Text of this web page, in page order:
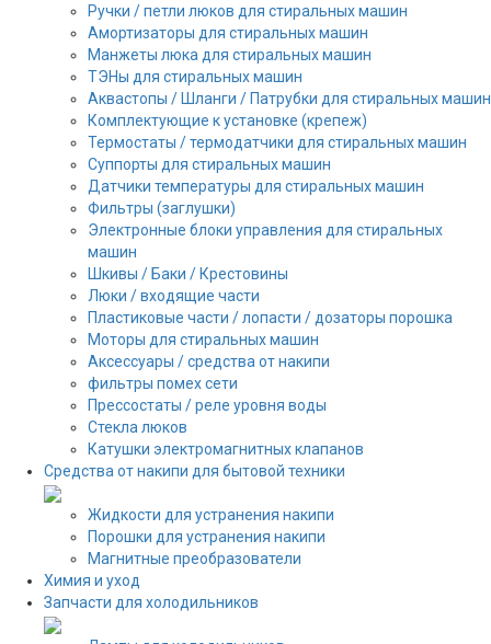
Ручки / петли люков для стиральных машин
Амортизаторы для стиральных машин
Манжеты люка для стиральных машин
ТЭНы для стиральных машин
Аквастопы / Шланги / Патрубки для стиральных машин
Комплектующие к установке (крепеж)
Термостаты / термодатчики для стиральных машин
Суппорты для стиральных машин
Датчики температуры для стиральных машин
Фильтры (заглушки)
Электронные блоки управления для стиральных
машин
Шкивы / Баки / Крестовины
Люки / входящие части
Пластиковые части / лопасти / дозаторы порошка
Моторы для стиральных машин
Аксессуары / средства от накипи
фильтры помех сети
Прессостаты / реле уровня воды
Стекла люков
Катушки электромагнитных клапанов
Средства от накипи для бытовой техники
Жидкости для устранения накипи
Порошки для устранения накипи
Магнитные преобразователи
Химия и уход
Запчасти для холодильников